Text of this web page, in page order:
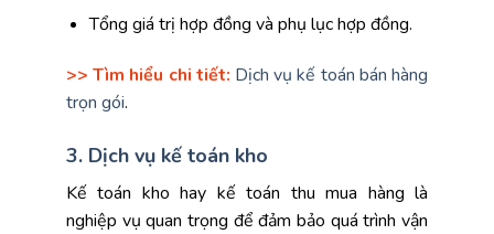
Tổng giá trị hợp đồng và phụ lục hợp đồng.
>> Tìm hiểu chi tiết: Dịch vụ kế toán bán hàng
trọn gói.
3. Dịch vụ kế toán kho
Kế toán kho hay kế toán thu mua hàng là
nghiệp vụ quan trọng để đảm bảo quá trình vận